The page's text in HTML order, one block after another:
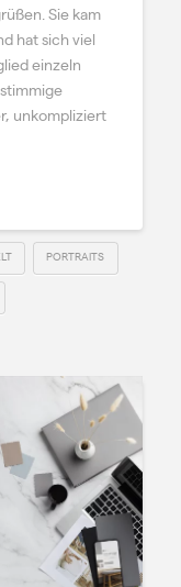
Sie kam
hat sich viel
einzeln
unkompliziert
PORTRAITS